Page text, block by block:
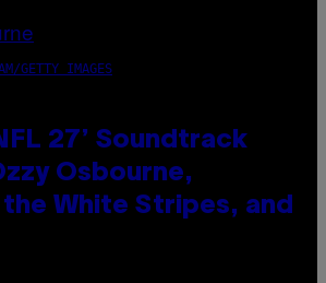
GETTY IMAGES
27’ Soundtrack
Osbourne,
White Stripes, and